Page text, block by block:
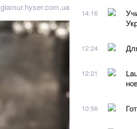
glamur.hyser.com.ua
14:16
12:24
12:21
10:56